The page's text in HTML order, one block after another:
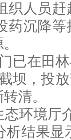
织人员
药沉降
在田林
坝，投
清。
环境厅
析结果显